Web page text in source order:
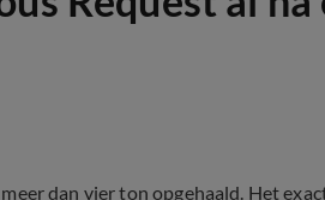
dan vier ton opgehaald. Het